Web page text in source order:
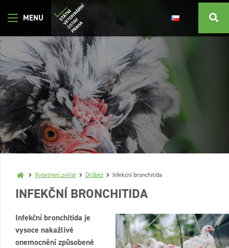
Vyšetření zvířat Drůbež Infekční bronchitida
INFEKČNÍ BRONCHITIDA
Infekční bronchitida je
vysoce nakažlivé
onemocnění způsobené